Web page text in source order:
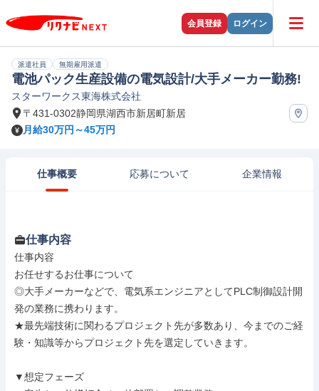
会員登録 ログイン
派遣社員 無期雇用派遣
電池パック生産設備の電気設計/大手メーカー勤務!
スターワークス東海株式会社
〒431-0302静岡県湖西市新居町新居
月給30万円～45万円
仕事概要 応募について 企業情報
仕事内容
仕事内容
お任せするお仕事について
◎大手メーカーなどで、電気系エンジニアとしてPLC制御設計開
発の業務に携わります。
★最先端技術に関わるプロジェクト先が多数あり、今までのご経
験・知識等からプロジェクト先を選定していきます。
▼想定フェーズ